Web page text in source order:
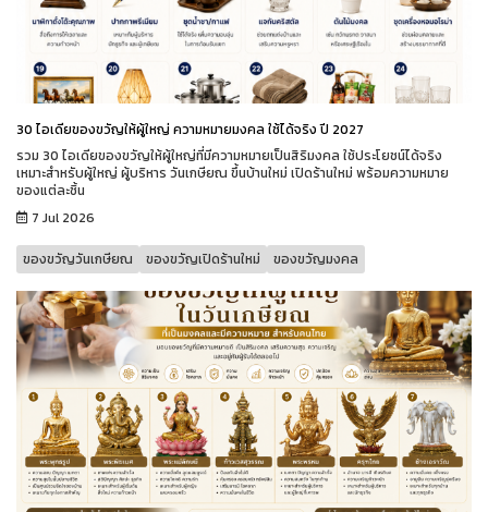
30 ไอเดียของขวัญให้ผู้ใหญ่ ความหมายมงคล ใช้ได้จริง ปี 2027
รวม 30 ไอเดียของขวัญให้ผู้ใหญ่ที่มีความหมายเป็นสิริมงคล ใช้ประโยชน์ได้จริง
เหมาะสำหรับผู้ใหญ่ ผู้บริหาร วันเกษียณ ขึ้นบ้านใหม่ เปิดร้านใหม่ พร้อมความหมาย
ของแต่ละชิ้น
7 Jul 2026
ของขวัญวันเกษียณ ของขวัญเปิดร้านใหม่ ของขวัญมงคล